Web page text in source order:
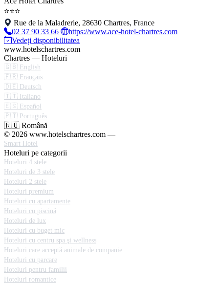
⭐⭐⭐
Rue de la Maladrerie, 28630 Chartres, France
02 37 90 33 66
https://www.ace-hotel-chartres.com
Vedeți disponibilitatea
www.hotelschartres.com
Chartres — Hoteluri
🇬🇧 English
🇫🇷 Français
🇩🇪 Deutsch
🇮🇹 Italiano
🇪🇸 Español
🇵🇹 Português
🇷🇴 Română
© 2026 www.hotelschartres.com —
Smart Hotel
Hoteluri pe categorii
Hoteluri 4 stele
Hoteluri de 3 stele
Hoteluri 2 stele
Hoteluri premium
Hoteluri cu apartamente
Hoteluri cu piscină
Hoteluri de lux
Hoteluri cu buget mic
Hoteluri cu centru spa şi wellness
Hoteluri care acceptă animale de companie
Hoteluri cu parcare
Hoteluri pentru familii
Hoteluri romantice